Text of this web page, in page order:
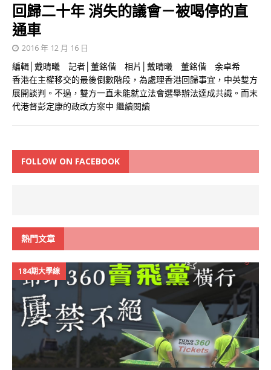
回歸二十年 消失的議會－被喝停的直
通車
2016 年 12 月 16 日
編輯│戴晴曦 記者│董銘偕 相片│戴晴曦 董銘偕 余卓希
香港在主權移交的最後倒數階段，為處理香港回歸事宜，中英雙方
展開談判。不過，雙方一直未能就立法會選舉辦法達成共識。而末
代港督彭定康的政改方案中 繼續閱讀
FOLLOW ON FACEBOOK
熱門文章
184期大學線